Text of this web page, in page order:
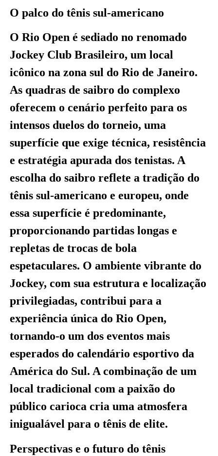
O palco do tênis sul-americano
O Rio Open é sediado no renomado
Jockey Club Brasileiro, um local
icônico na zona sul do Rio de Janeiro.
As quadras de saibro do complexo
oferecem o cenário perfeito para os
intensos duelos do torneio, uma
superfície que exige técnica, resistência
e estratégia apurada dos tenistas. A
escolha do saibro reflete a tradição do
tênis sul-americano e europeu, onde
essa superfície é predominante,
proporcionando partidas longas e
repletas de trocas de bola
espetaculares. O ambiente vibrante do
Jockey, com sua estrutura e localização
privilegiadas, contribui para a
experiência única do Rio Open,
tornando-o um dos eventos mais
esperados do calendário esportivo da
América do Sul. A combinação de um
local tradicional com a paixão do
público carioca cria uma atmosfera
inigualável para o tênis de elite.
Perspectivas e o futuro do tênis